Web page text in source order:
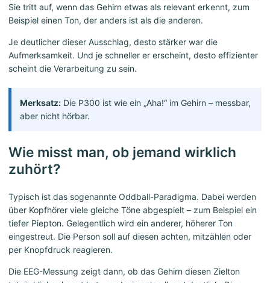
Sie tritt auf, wenn das Gehirn etwas als relevant erkennt, zum
Beispiel einen Ton, der anders ist als die anderen.
Je deutlicher dieser Ausschlag, desto stärker war die
Aufmerksamkeit. Und je schneller er erscheint, desto effizienter
scheint die Verarbeitung zu sein.
Merksatz: Die P300 ist wie ein „Aha!“ im Gehirn – messbar,
aber nicht hörbar.
Wie misst man, ob jemand wirklich
zuhört?
Typisch ist das sogenannte Oddball-Paradigma. Dabei werden
über Kopfhörer viele gleiche Töne abgespielt – zum Beispiel ein
tiefer Piepton. Gelegentlich wird ein anderer, höherer Ton
eingestreut. Die Person soll auf diesen achten, mitzählen oder
per Knopfdruck reagieren.
Die EEG-Messung zeigt dann, ob das Gehirn diesen Zielton